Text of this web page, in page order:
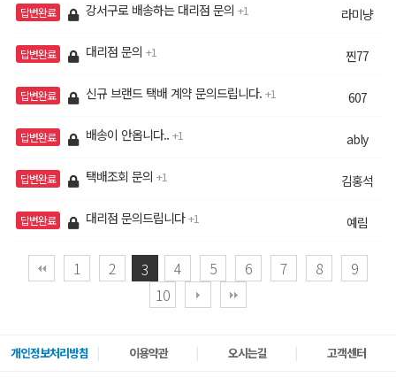
답변완료 강서구로 배송하는 대리점 문의 1 라미냥
답변완료 대리점 문의 1 찐77
답변완료 신규 브랜드 택배 계약 문의드립니다. 1 607
답변완료 배송이 안옵니다.. 1 ably
답변완료 택배조회 문의 1 김홍석
답변완료 대리점 문의드립니다 1 예림
1 2 3 4 5 6 7 8
9
10
개인정보처리방침 이용약관 오시는길 고객센터